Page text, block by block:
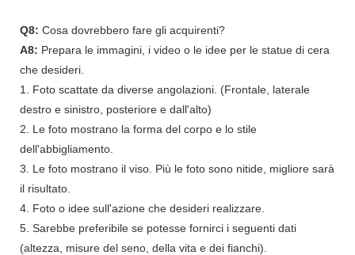
Q8: Cosa dovrebbero fare gli acquirenti?
A8: Prepara le immagini, i video o le idee per le statue di cera
che desideri.
1. Foto scattate da diverse angolazioni. (Frontale, laterale
destro e sinistro, posteriore e dall'alto)
2. Le foto mostrano la forma del corpo e lo stile
dell'abbigliamento.
3. Le foto mostrano il viso. Più le foto sono nitide, migliore sarà
il risultato.
4. Foto o idee sull'azione che desideri realizzare.
5. Sarebbe preferibile se potesse fornirci i seguenti dati
(altezza, misure del seno, della vita e dei fianchi).